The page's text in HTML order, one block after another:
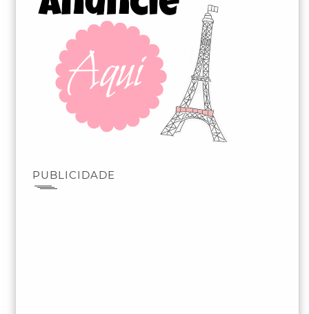
PUBLICIDADE